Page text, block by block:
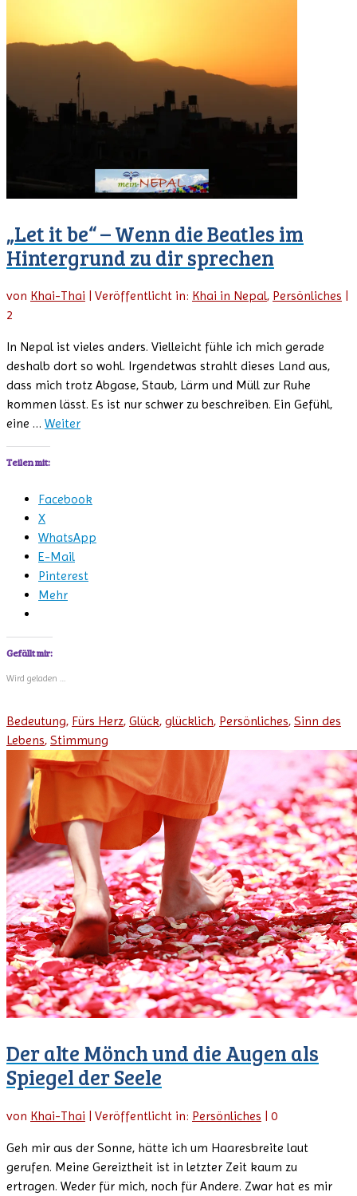
„Let it be“ – Wenn die Beatles im
Hintergrund zu dir sprechen
von Khai-Thai Veröffentlicht in: Khai in Nepal, Persönliches
2
In Nepal ist vieles anders. Vielleicht fühle ich mich gerade
deshalb dort so wohl. Irgendetwas strahlt dieses Land aus,
dass mich trotz Abgase, Staub, Lärm und Müll zur Ruhe
kommen lässt. Es ist nur schwer zu beschreiben. Ein Gefühl,
eine … Weiter
Teilen mit:
Facebook
X
WhatsApp
E-Mail
Pinterest
Mehr
Gefällt mir:
Wird geladen …
Bedeutung, Fürs Herz, Glück, glücklich, Persönliches, Sinn des
Lebens, Stimmung
Der alte Mönch und die Augen als
Spiegel der Seele
von Khai-Thai | Veröffentlicht in: Persönliches | 0
Geh mir aus der Sonne, hätte ich um Haaresbreite laut
gerufen. Meine Gereiztheit ist in letzter Zeit kaum zu
ertragen. Weder für mich, noch für Andere. Zwar hat es mir